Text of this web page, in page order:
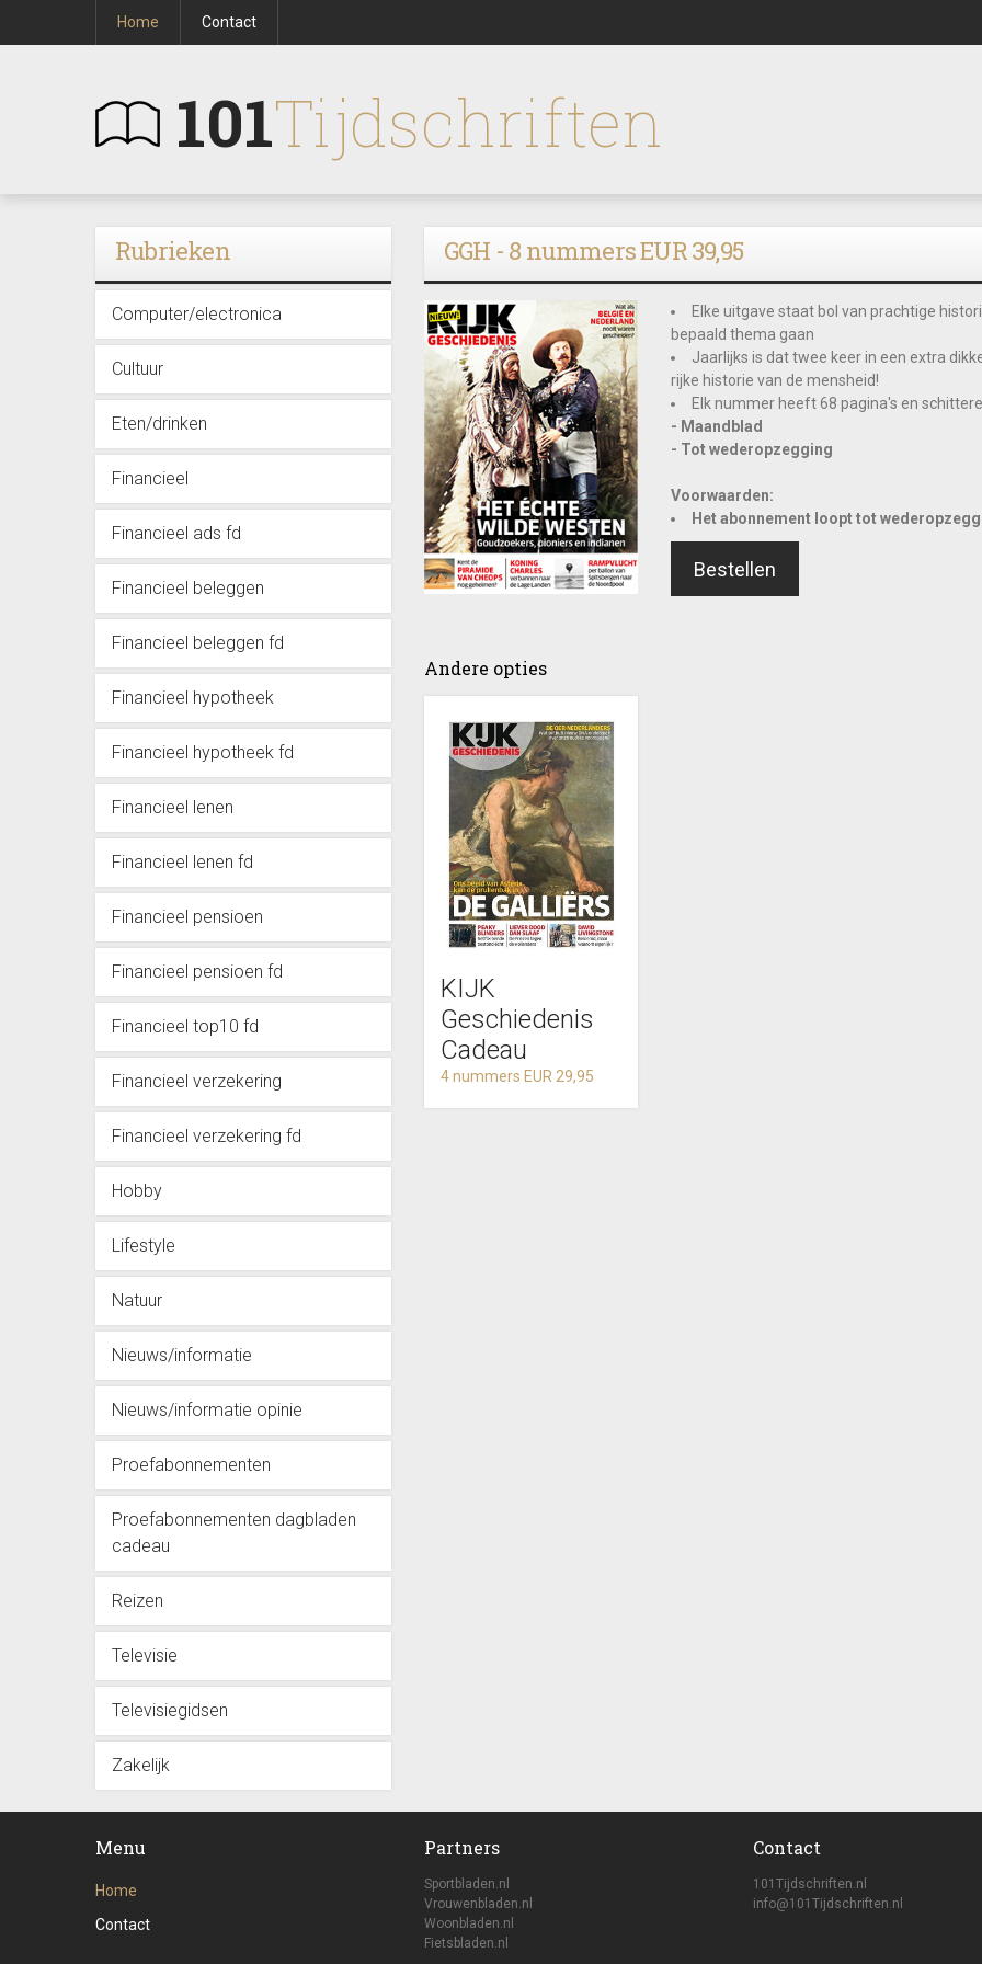
Home Contact
101Tijdschriften
GGH - 8 nummers EUR 39,95
Elke uitgave staat bol van prachtige
bepaald thema gaan
Jaarlijks is dat twee keer in een extra
rijke historie van de mensheid!
Elk nummer heeft 68 pagina's en
- Maandblad
- Tot wederopzegging
Voorwaarden:
Het abonnement loopt tot
Bestellen
Andere opties
KIJK
Geschiedenis
Cadeau
4 nummers EUR 29,95
Rubrieken
Computer/electronica
Cultuur
Eten/drinken
Financieel
Financieel ads fd
Financieel beleggen
Financieel beleggen fd
Financieel hypotheek
Financieel hypotheek fd
Financieel lenen
Financieel lenen fd
Financieel pensioen
Financieel pensioen fd
Financieel top10 fd
Financieel verzekering
Financieel verzekering fd
Hobby
Lifestyle
Natuur
Nieuws/informatie
Nieuws/informatie opinie
Proefabonnementen
Proefabonnementen dagbladen
cadeau
Reizen
Televisie
Televisiegidsen
Zakelijk
Menu
Home
Contact
Partners
Sportbladen.nl
Vrouwenbladen.nl
Woonbladen.nl
Fietsbladen.nl
Contact
101Tijdschriften.nl
info@101Tijdschriften.nl